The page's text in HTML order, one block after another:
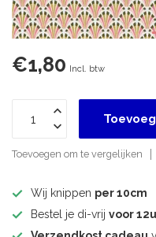
€1,80 Incl. btw
Toevoegen om te vergelijken
Wij knippen per 10cm
Bestel je di-vrij voor